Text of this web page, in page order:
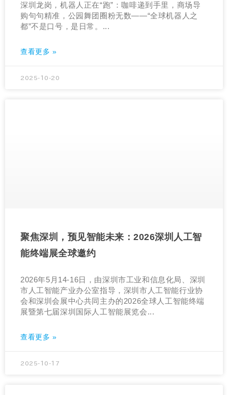
深圳龙岗，机器人正在“跑”：咖啡递到手里，商场导
购句句精准，公园舞团圈粉无数——“全球机器人之
都”不是口号，是日常。...
查看更多 »
2025-10-20
聚焦深圳，预见智能未来：2026深圳人工智
能终端展全球邀约
2026年5月14-16日，由深圳市工业和信息化局、深圳
市人工智能产业办公室指导，深圳市人工智能行业协
会和深圳会展中心共同主办的2026全球人工智能终端
展暨第七届深圳国际人工智能展览会...
查看更多 »
2025-10-17